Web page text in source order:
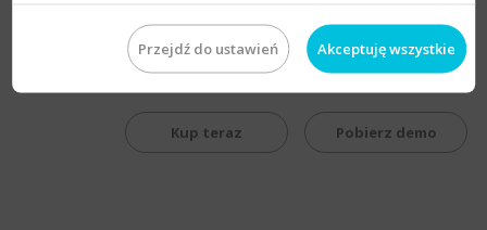
2016, 2017, 2019, 2022, 2025 – bezpłatna wersja
Microsoft SQL Server 2019 dostarczana jest wraz z
Kup teraz Pobierz demo
Przejdź do ustawień Akceptuję wszystkie